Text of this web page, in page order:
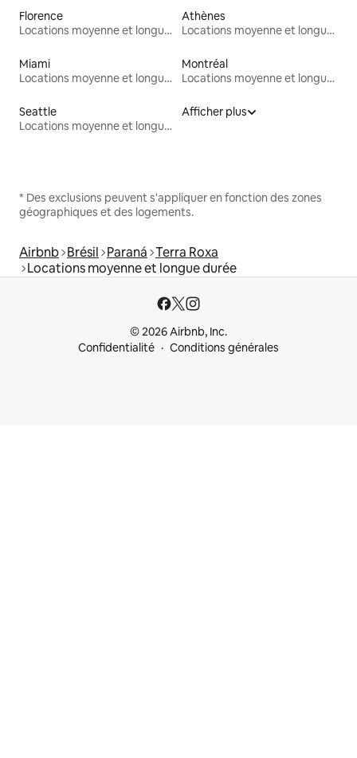
Florence
Locations moyenne et longue durée
Athènes
Locations moyenne et longue durée
Miami
Locations moyenne et longue durée
Montréal
Locations moyenne et longue durée
Seattle
Locations moyenne et longue durée
Afficher plus
* Des exclusions peuvent s'appliquer en fonction des zones
géographiques et des logements.
Airbnb Brésil Paraná Terra Roxa
Locations moyenne et longue durée
© 2026 Airbnb, Inc.
Confidentialité
Conditions générales